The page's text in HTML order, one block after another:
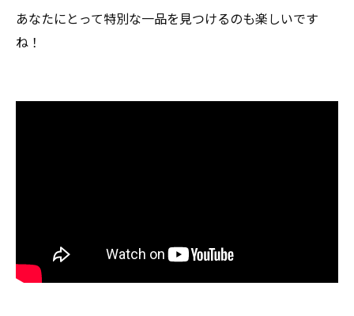
あなたにとって特別な一品を見つけるのも楽しいです
ね！